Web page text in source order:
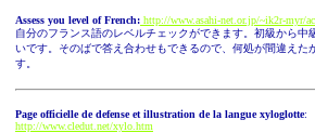
Assess you level of French: http://www.asahi-net.or.jp/~ik2r-myr/
自分のフランス語のレベルチェックができます。初級から
いです。そのばで答え合わせもできるので、何処が間違え
す。
Page officielle de defense et illustration de la langue xyloglotte:
http://www.cledut.net/xylo.htm